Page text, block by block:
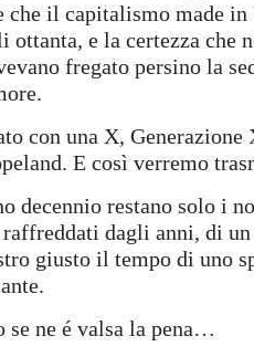
che il capitalismo made in
e la certezza che
fregato persino la
con una X,
E così verremo
decennio restano solo i
dagli anni, di un
giusto il tempo di uno
ne é valsa la pena…